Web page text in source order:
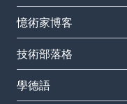
憶術家博客
技術部落格
學德語